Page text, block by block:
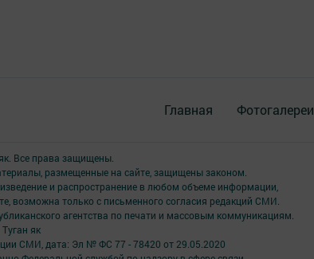
Главная Фотогалереи
Все права защищены.
размещенные на сайте, защищены законом.
и распространение в любом объеме информации,
возможна только с письменного согласия редакций СМИ.
агентства по печати и массовым коммуникациям.
як
СМИ, дата: Эл № ФС 77 - 78420 от 29.05.2020